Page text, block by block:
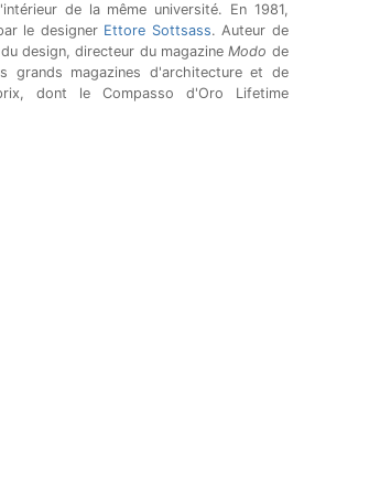
de la même université. En 1981,
le designer Ettore Sottsass. Auteur de
design, directeur du magazineModo de
grands magazines d'architecture et de
dont le Compasso d'Oro Lifetime